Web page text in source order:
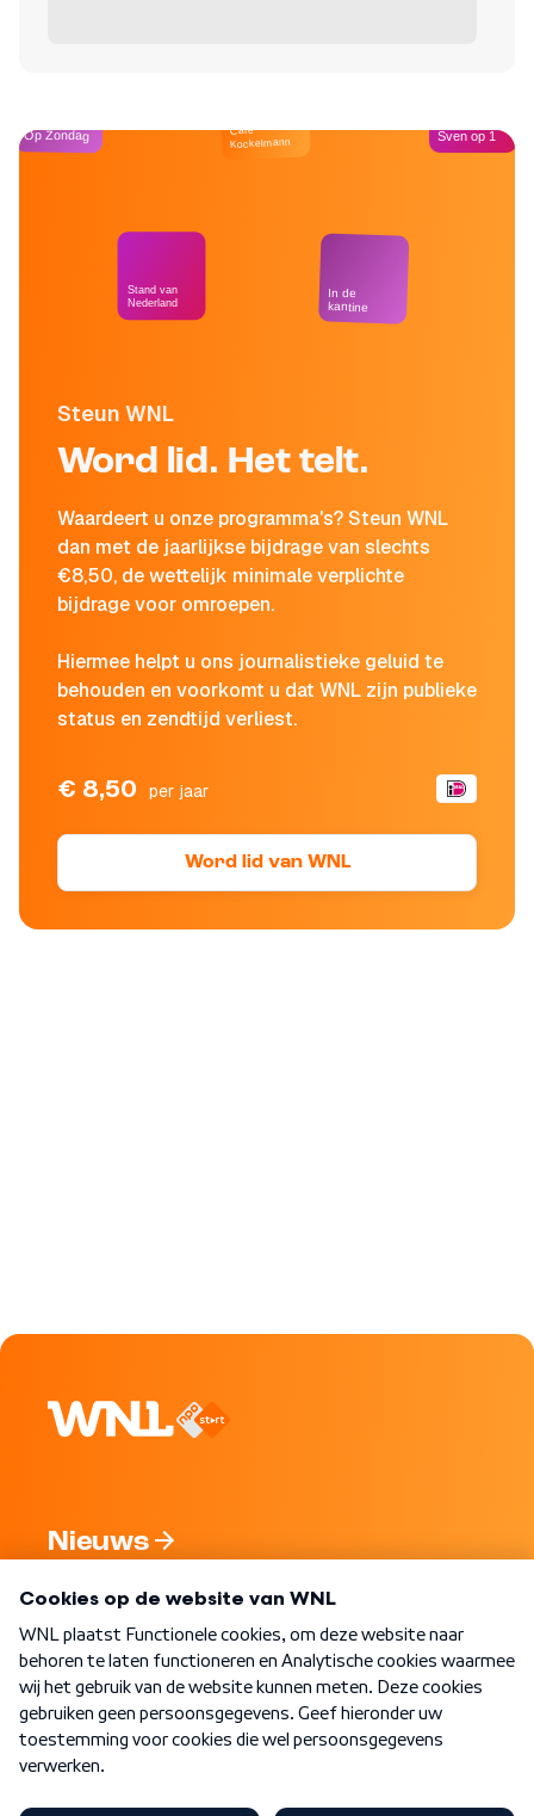
Steun WNL
Word lid. Het telt.
Waardeert u onze programma's? Steun WNL
dan met de jaarlijkse bijdrage van slechts
€8,50, de wettelijk minimale verplichte
bijdrage voor omroepen.
Hiermee helpt u ons journalistieke geluid te
behouden en voorkomt u dat WNL zijn publieke
status en zendtijd verliest.
€ 8,50 per jaar
Word lid van WNL
Op Zondag
Stand van
Nederland
Café
Kockelmann
In de
kantine
Sven op 1
Nieuws
Nieuwsbrief
Word Lid